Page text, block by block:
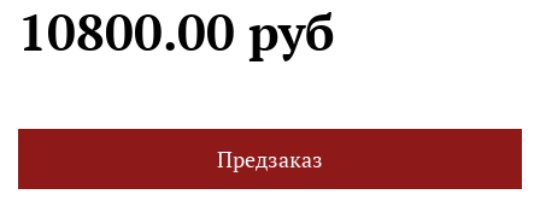
10800.00 руб
Предзаказ